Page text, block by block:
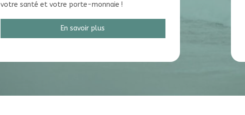
votre santé et votre porte-monnaie !
En savoir plus